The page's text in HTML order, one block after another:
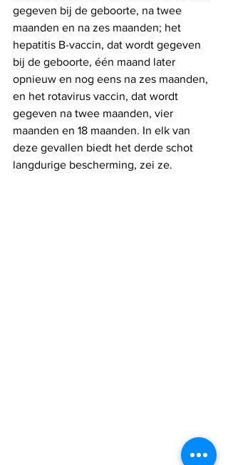
gegeven bij de geboorte, na twee
maanden en na zes maanden; het
hepatitis B-vaccin, dat wordt gegeven
bij de geboorte, één maand later
opnieuw en nog eens na zes maanden,
en het rotavirus vaccin, dat wordt
gegeven na twee maanden, vier
maanden en 18 maanden. In elk van
deze gevallen biedt het derde schot
langdurige bescherming, zei ze.